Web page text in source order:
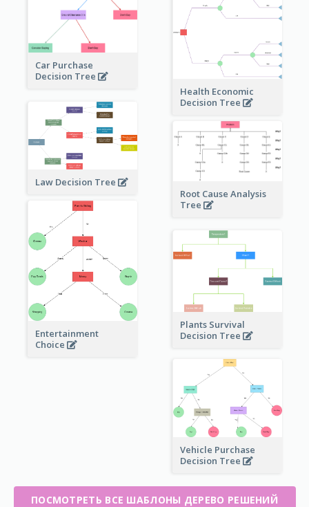
Car Purchase
Decision Tree
Health Economic
Decision Tree
Law Decision Tree
Root Cause Analysis
Tree
Entertainment
Choice
Plants Survival
Decision Tree
Vehicle Purchase
Decision Tree
ПОСМОТРЕТЬ ВСЕ ШАБЛОНЫ ДЕРЕВО РЕШЕНИЙ